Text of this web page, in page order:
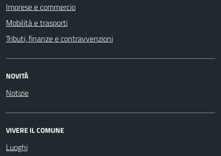
Imprese e commercio
Mobilità e trasporti
Tributi, finanze e contravvenzioni
NOVITÀ
Notizie
VIVERE IL COMUNE
Luoghi